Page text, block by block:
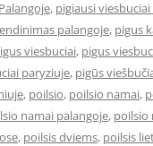
, pigiausi
palangoje, pigus
viesbuciai, pigus
paryziuje, pigūs
, poilsio, poilsio namai,
namai palangoje, poilsio
, poilsis dviems, poilsis